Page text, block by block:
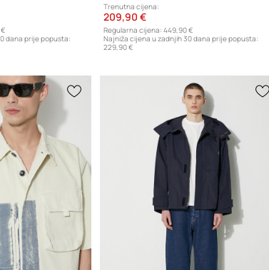
dana prije popusta:
Trenutna cijena:
209,90 €
Regularna cijena: 449,90 €
Najniža cijena u zadnjih 30 dana prije popusta:
229,90 €